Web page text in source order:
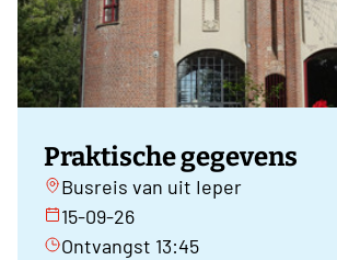
Praktische gegevens
Busreis van uit Ieper
15-09-26
Ontvangst 13:45